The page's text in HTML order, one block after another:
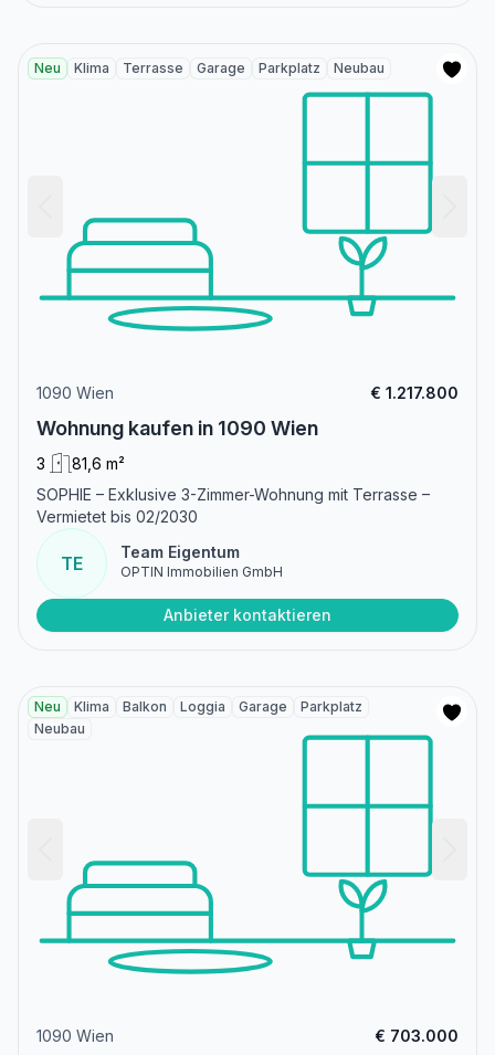
Neu Klima Terrasse Garage Parkplatz Neubau
1090 Wien € 1.217.800
Wohnung kaufen in 1090 Wien
3
81,6 m²
SOPHIE – Exklusive 3-Zimmer-Wohnung mit Terrasse –
Vermietet bis 02/2030
TE
Team Eigentum
OPTIN Immobilien GmbH
Anbieter kontaktieren
Neu Klima Balkon Loggia Garage
Parkplatz
Neubau
1090 Wien € 703.000